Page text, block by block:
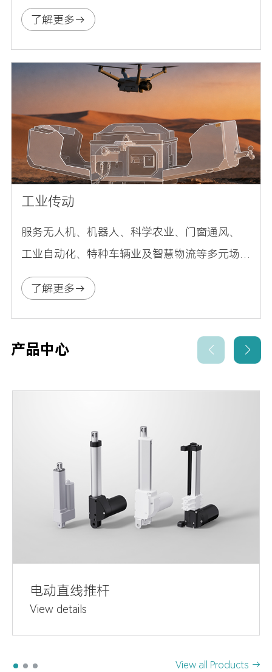
部件高度兼容，可一站式配齐设备所需的全套
驱动组件，满足临床护理与居家康复场景对平
稳、安全、易集成的系统化需求。
了解更多
工业传动
服务无人机、机器人、科学农业、门窗通风、
工业自动化、特种车辆业及智慧物流等多元场
景，输出大推力、强耐候的专业工业驱动系统
解决方案。针对特殊工况按需定制开发，适配
多元工业场景的差异化需求。
了解更多
产品中心
电动直线推杆
View details
View all Products